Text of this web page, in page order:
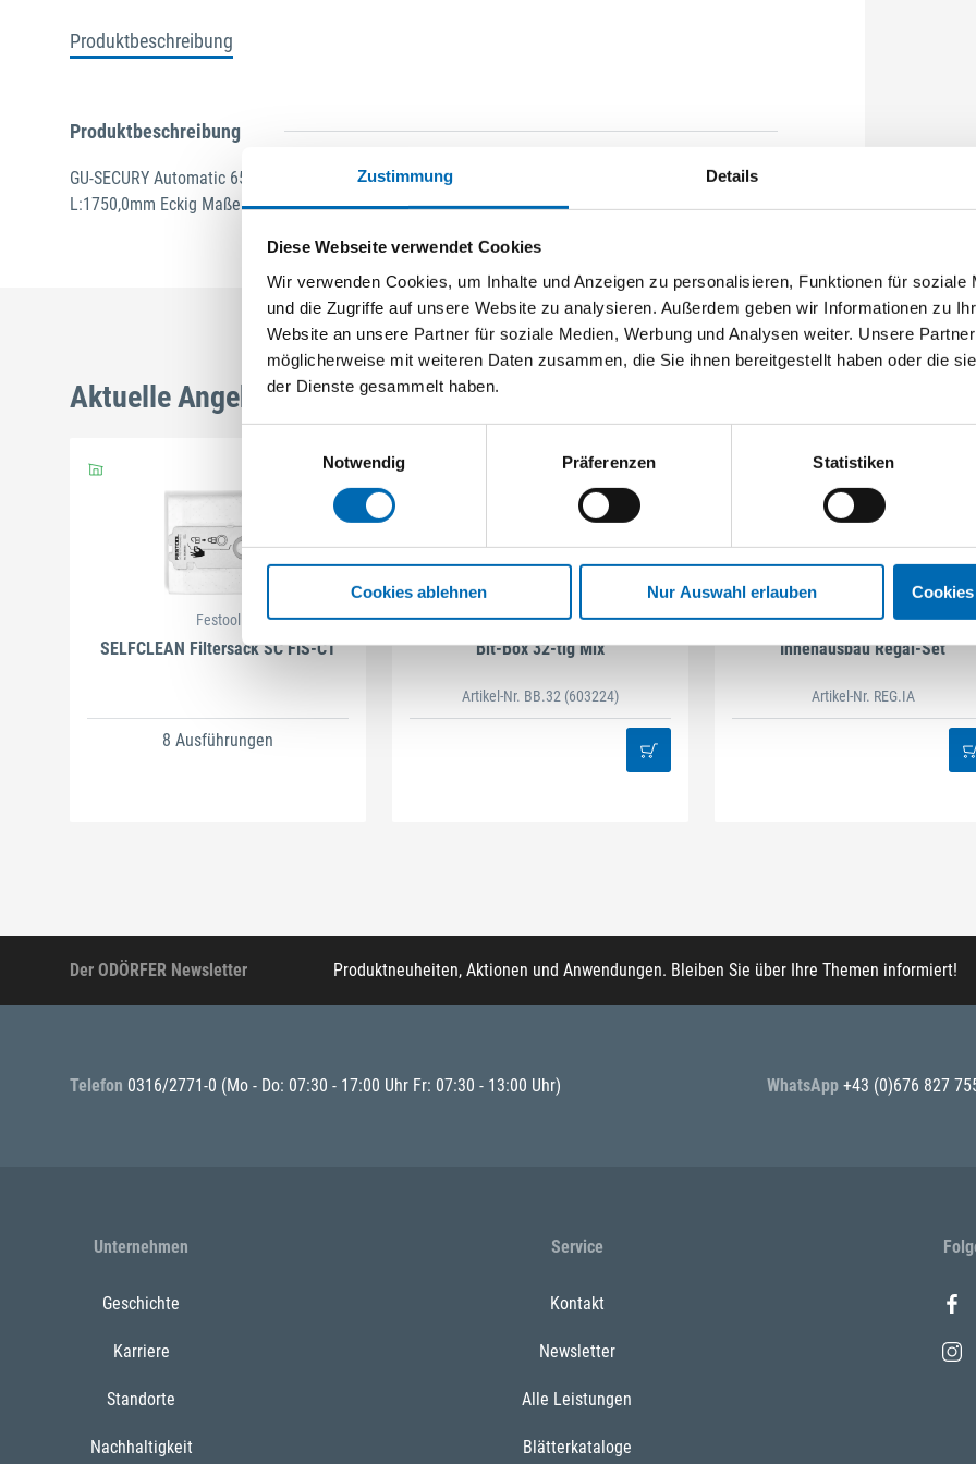
Zustimmung Details
Diese Webseite verwendet Cookies
Wir verwenden Cookies, um Inhalte und Anzeigen zu personalisieren, Funktionen für soziale
und die Zugriffe auf unsere Website zu analysieren. Außerdem geben wir Informationen zu
Website an unsere Partner für soziale Medien, Werbung und Analysen weiter. Unsere
möglicherweise mit weiteren Daten zusammen, die Sie ihnen bereitgestellt haben oder die
der Dienste gesammelt haben.
Notwendig
Präferenzen Statistiken
Cookies ablehnen Nur Auswahl erlauben
Produktbeschreibung
Produktbeschreibung
GU-SECURY Automatic 65/92 sf2 Nuss: 10mm Kennkerbe: 890mm U-Stulp 30x10x10x2,5mm
L:1750,0mm Eckig Maße: A1 580,0mm B1 760,0mm A-Öffner: optional Edelstahl geschliffen
Aktuelle Angebote
Festool
SELFCLEAN Filtersack SC FIS-CT
8 Ausführungen
STAHLHÄRTER
Bit-Box 32-tlg Mix
Artikel-Nr. BB.32 (603224)
DAMAZEN
Innenausbau Regal-Set
Artikel-Nr. REG.IA
Der ODÖRFER Newsletter Produktneuheiten, Aktionen und Anwendungen. Bleiben Sie über Ihre Themen informiert!
Telefon 0316/2771-0 (Mo - Do: 07:30 - 17:00 Uhr Fr: 07:30 - 13:00 Uhr) WhatsApp +43 (0)676 827
Unternehmen
Geschichte
Karriere
Standorte
Nachhaltigkeit
Service
Kontakt
Newsletter
Alle Leistungen
Blätterkataloge